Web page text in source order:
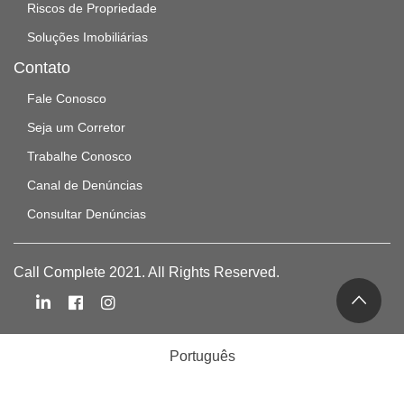
Riscos de Propriedade
Soluções Imobiliárias
Contato
Fale Conosco
Seja um Corretor
Trabalhe Conosco
Canal de Denúncias
Consultar Denúncias
Call Complete 2021. All Rights Reserved.
Português